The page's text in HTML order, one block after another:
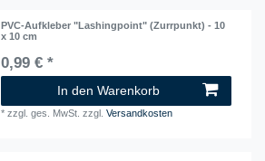
PVC-Aufkleber "Lashingpoint" (Zurrpunkt) - 10
x 10 cm
0,99 € *
In den Warenkorb
*zzgl. ges. MwSt. zzgl.Versandkosten